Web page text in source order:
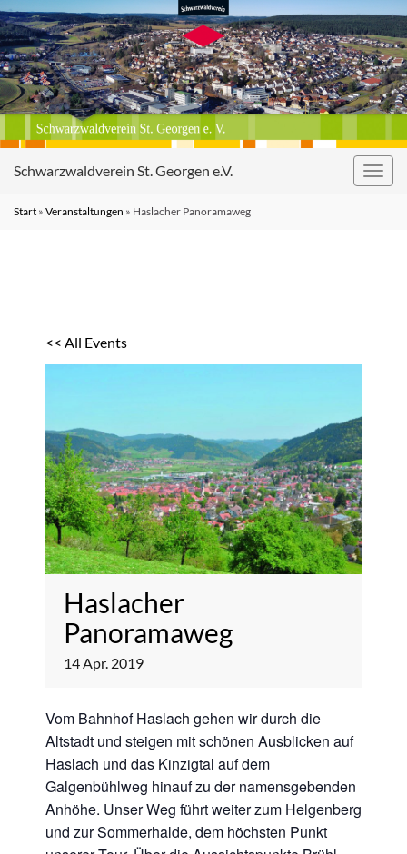
Schwarzwaldverein St. Georgen e.V.
Start » Veranstaltungen » Haslacher Panoramaweg
<< All Events
Haslacher
Panoramaweg
14Apr. 2019
Vom Bahnhof Haslach gehen wir durch die
Altstadt und steigen mit schönen Ausblicken auf
Haslach und das Kinzigtal auf dem
Galgenbühlweg hinauf zu der namensgebenden
Anhöhe. Unser Weg führt weiter zum Helgenberg
und zur Sommerhalde, dem höchsten Punkt